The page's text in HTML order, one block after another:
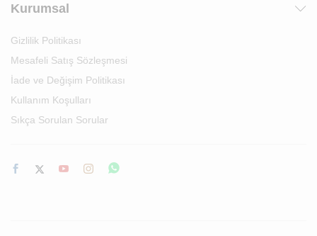
Kurumsal
Gizlilik Politikası
Mesafeli Satış Sözleşmesi
İade ve Değişim Politikası
Kullanım Koşulları
Sıkça Sorulan Sorular